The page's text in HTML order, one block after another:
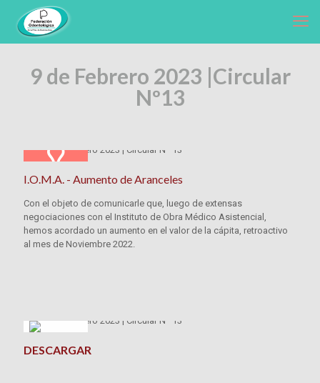
9 de Febrero 2023 |Circular
Nº13
I.O.M.A. - Aumento de Aranceles
Con el objeto de comunicarle que, luego de extensas
negociaciones con el Instituto de Obra Médico Asistencial,
hemos acordado un aumento en el valor de la cápita, retroactivo
al mes de Noviembre 2022.
DESCARGAR